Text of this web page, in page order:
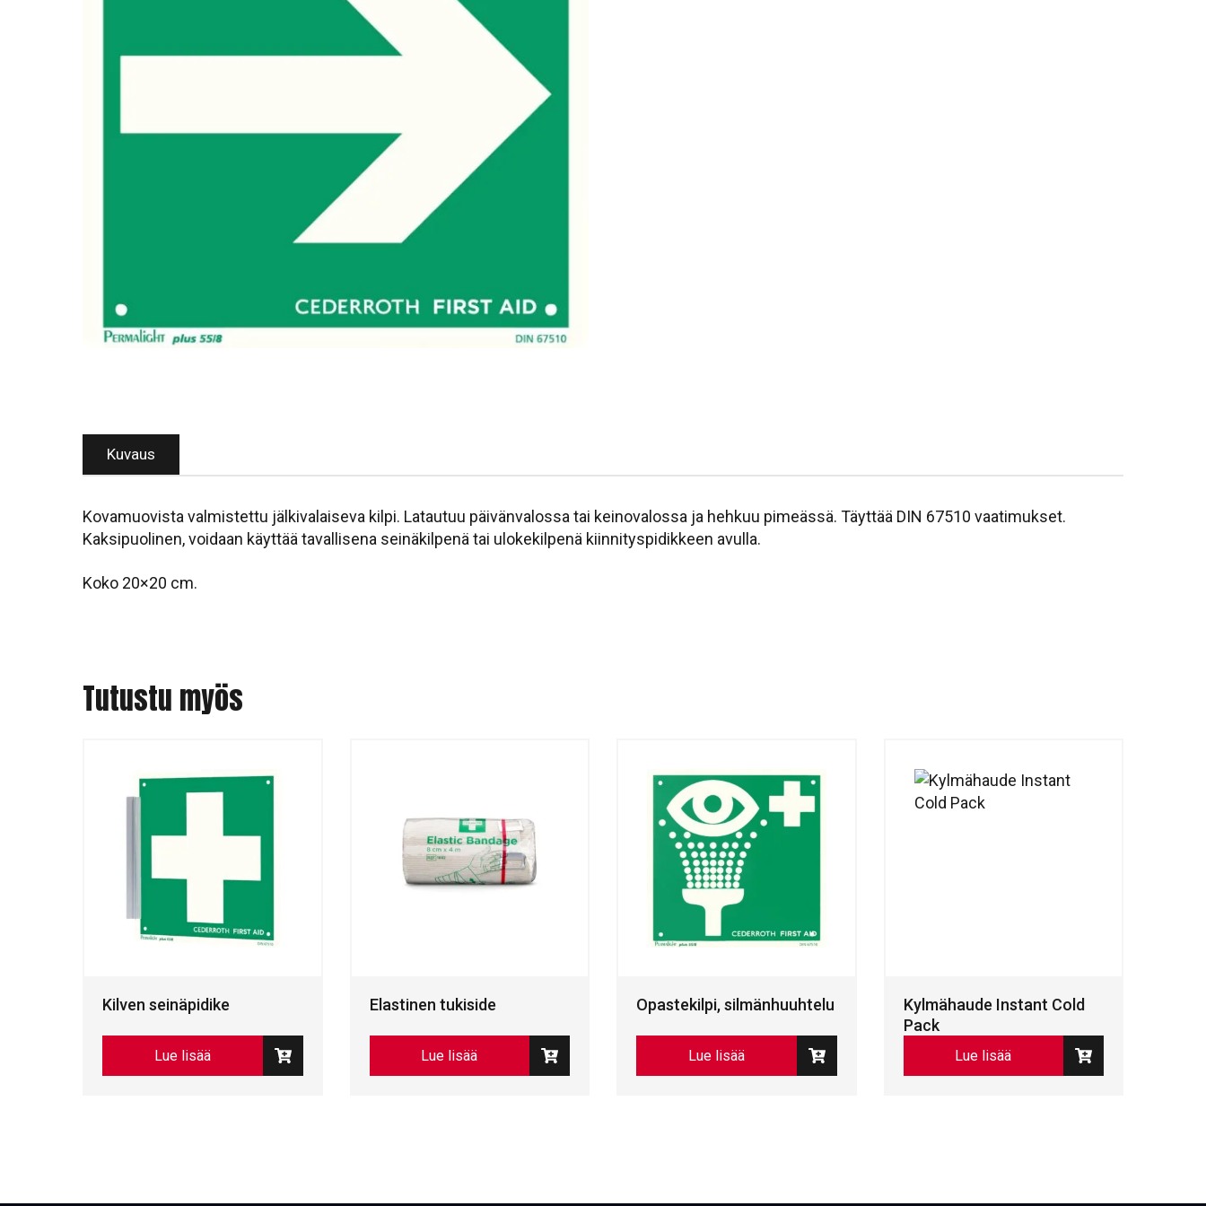
Kuvaus
Kovamuovista valmistettu jälkivalaiseva kilpi. Latautuu päivänvalossa tai keinovalossa ja hehkuu pimeässä. Täyttää DIN 67510 vaatimukset.
Kaksipuolinen, voidaan käyttää tavallisena seinäkilpenä tai ulokekilpenä kiinnityspidikkeen avulla.
Koko 20×20 cm.
Tutustu myös
Kilven seinäpidike
Lue lisää
Elastinen tukiside
Lue lisää
Opastekilpi, silmänhuuhtelu
Lue lisää
Kylmähaude Instant Cold
Pack
Lue lisää